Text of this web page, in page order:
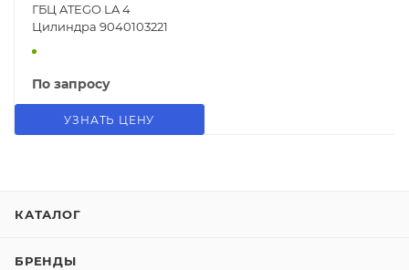
ГБЦ ATEGO LA 4
Цилиндра 9040103221
По запросу
УЗНАТЬ ЦЕНУ
КАТАЛОГ
БРЕНДЫ